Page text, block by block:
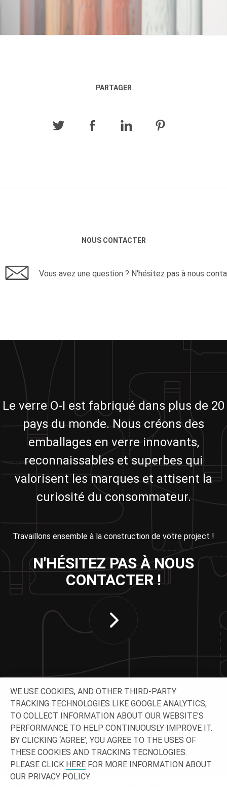
PARTAGER
NOUS CONTACTER
Vous avez une question ? N'hésitez pas à nous
Le verre O-I est fabriqué dans plus de 20
pays du monde. Nous créons des
emballages en verre innovants,
reconnaissables et superbes qui
valorisent les marques et attisent la
curiosité du consommateur.
Travaillons ensemble à la construction de votre project !
N'HÉSITEZ PAS À NOUS
CONTACTER !
WE USE COOKIES, AND OTHER THIRD-PARTY
TRACKING TECHNOLOGIES LIKE GOOGLE ANALYTICS,
TO COLLECT INFORMATION ABOUT OUR WEBSITE’S
PERFORMANCE TO HELP CONTINUOUSLY IMPROVE IT.
BY CLICKING ‘AGREE’, YOU AGREE TO THE USES OF
THESE COOKIES AND TRACKING TECNOLOGIES.
PLEASE CLICK HERE FOR MORE INFORMATION ABOUT
OUR PRIVACY POLICY.